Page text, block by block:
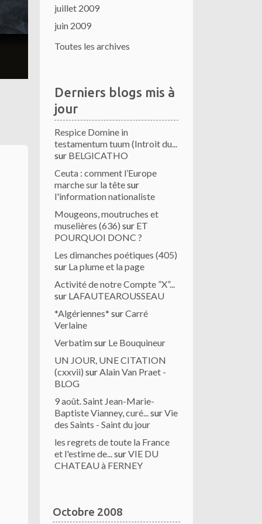
juillet 2009
juin 2009
Toutes les archives
Derniers blogs mis à
jour
Respice Domine in
testamentum tuum (Introit du...
sur BELGICATHO
Ceuta : comment l’Europe
marche sur la têtesur
l'information nationaliste
Mougeons, moutruches et
muselières (636) sur ET
POURQUOI DONC ?
Les dimanches poétiques (405)
sur La plume et la page
Activité de notre Compte ”X”...
sur LAFAUTEAROUSSEAU
*Algériennes* surCarré
Verlaine
Verbatimsur Le Bouquineur
UN JOUR, UNE CITATION
(cxxvii) surAlain Van Praet -
BLOG
9 août. Saint Jean-Marie-
Baptiste Vianney, curé...surVie
des Saints - Saint du jour
les regrets de toute la France
et l'estime de...surVIE DU
CHATEAU à FERNEY
Octobre 2008